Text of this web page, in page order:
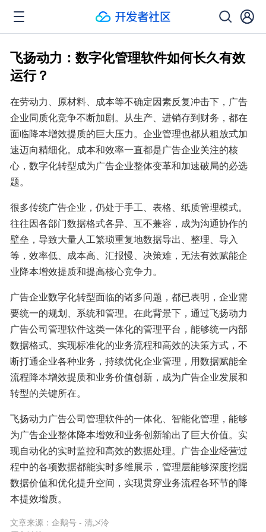
飞扬动力：数字化管理软件如何长久有效
运行？
在劳动力、原材料、成本等不确定因素反复冲击下，广告
企业同质化竞争不断加剧。从生产、进销存到财务，都在
面临降本增效提质的巨大压力。企业管理也都从粗放式加
速迈向精细化。成本和效率一直都是广告企业关注的核
心，数字化转型成为广告企业整体变革和加速破局的必选
题。
很多传统广告企业，仍处于手工、表格、纸质管理模式。
往往因各部门数据格式各异、互不兼容，成为沟通协作的
壁垒，导致大量人工繁琐重复地数据导出、整理、导入
等，效率低、成本高、汇报慢、决策难，无法有效赋能企
业降本增效提质和提高核心竞争力。
广告企业数字化转型面临的诸多问题，都已表明，企业需
要统一的规划、系统和管理。在此背景下，通过飞扬动力
广告公司管理软件这类一体化的管理平台，能够统一内部
数据格式、实现标准化的业务流程和高效的决策方式，不
断打通企业各种业务，持续优化企业管理，用数据赋能全
流程降本增效提质和业务价值创新，成为广告企业发展和
转型的关键所在。
飞扬动力广告公司管理软件的一体化、智能化管理，能够
为广告企业整体降本增效和业务创新输出了巨大价值。实
现自动化的实时监控和高效的数据处理。广告企业经营过
程中的各项数据都能实时多维展示，管理层能够深度挖掘
数据价值和优化提升空间，实现贯穿业务流程各环节的降
本提效增质。
文章来源： 企鹅号 - 清乄泠